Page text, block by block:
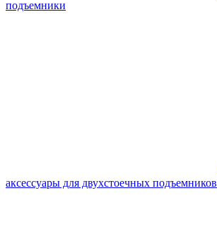
подъемники
аксессуары для двухстоечных подъемников